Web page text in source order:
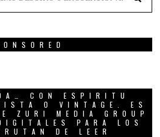
CON ESPIRITU
O VINTAGE. ES
ZURI MEDIA GROUP
PARA LOS
DE LEER